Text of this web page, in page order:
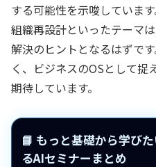
する可能性を示唆していま
組織再設計といったテーマ
解決のヒントとなるはずで
く、ビジネスのOSとして捉
期待しています。
📘 もっと基礎から学び
るAIセミナーまとめ